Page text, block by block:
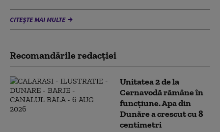
CITEȘTE MAI MULTE
Recomandările redacţiei
Unitatea 2 de la
Cernavodă rămâne în
funcțiune. Apa din
Dunăre a crescut cu 8
centimetri